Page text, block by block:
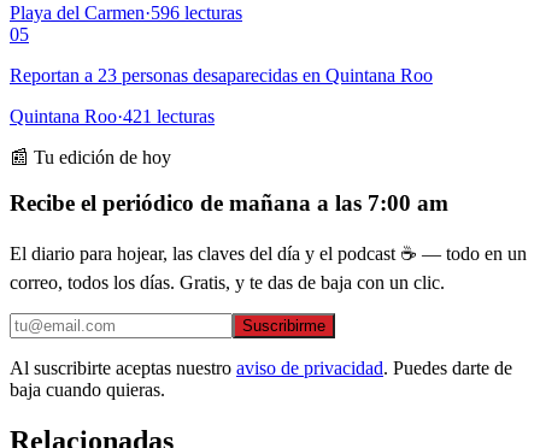
Playa del Carmen·596 lecturas
05
Reportan a 23 personas desaparecidas en Quintana Roo
Quintana Roo·421 lecturas
📰 Tu edición de hoy
Recibe el periódico de mañana a las 7:00 am
El diario para hojear, las claves del día y el podcast ☕ — todo en un
correo, todos los días. Gratis, y te das de baja con un clic.
Suscribirme
Al suscribirte aceptas nuestro aviso de privacidad. Puedes darte de
baja cuando quieras.
Relacionadas